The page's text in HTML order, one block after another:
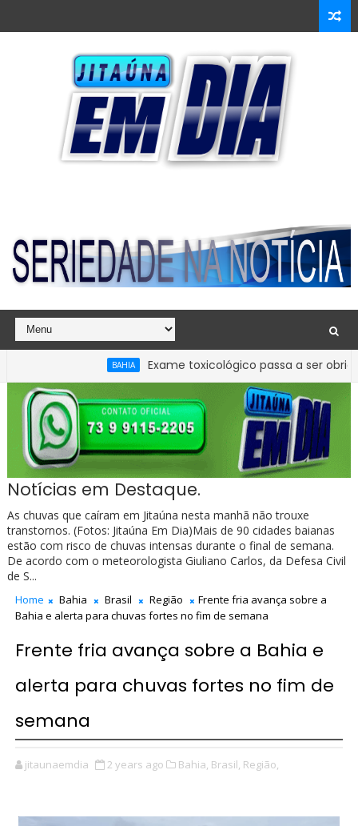
Exame toxicológico passa a ser obrigatório
quadro de pessoal da Câmara de Ibirataia
Notícias em Destaque.
As chuvas que caíram em Jitaúna nesta manhã não trouxe
transtornos. (Fotos: Jitaúna Em Dia)Mais de 90 cidades baianas
estão com risco de chuvas intensas durante o final de semana.
De acordo com o meteorologista Giuliano Carlos, da Defesa Civil
de S...
Home Bahia Brasil Região
Frente fria avança sobre a
Bahia e alerta para chuvas fortes no fim de semana
Frente fria avança sobre a Bahia e
alerta para chuvas fortes no fim de
semana
jitaunaemdia 2 years ago Bahia, Brasil, Região,